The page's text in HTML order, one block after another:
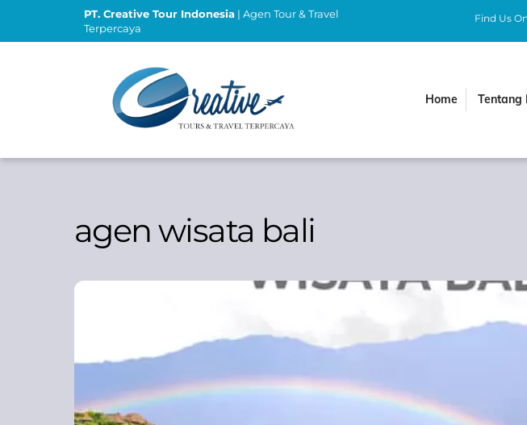
content
PT. Creative Tour Indonesia | Agen Tour & Travel
Terpercaya
Find Us
Home Tentang
agen wisata bali